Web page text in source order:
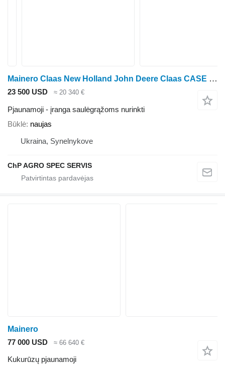
Mainero Claas New Holland John Deere Claas CASE Shablya SUNSPEED Mainero
23 500 USD ≈ 20 340 €
Pjaunamoji - įranga saulėgrąžoms nurinkti
Būklė naujas
Ukraina, Synelnykove
ChP AGRO SPEC SERVIS
Mainero
77 000 USD
≈ 66 640 €
Kukurūzų pjaunamoji